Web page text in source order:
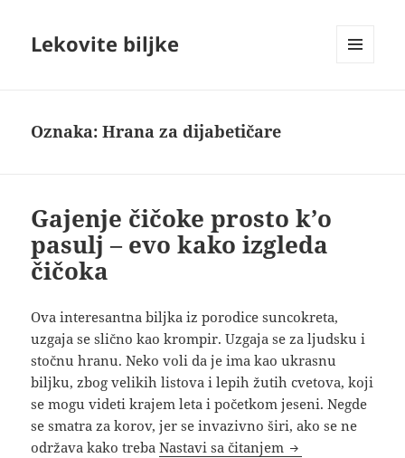
Lekovite biljke
Oznaka:Hrana za dijabetičare
Gajenje čičoke prosto k’o
pasulj – evo kako izgleda
čičoka
Ova interesantna biljka iz porodice suncokreta,
uzgaja se slično kao krompir. Uzgaja se za ljudsku i
stočnu hranu. Neko voli da je ima kao ukrasnu
biljku, zbog velikih listova i lepih žutih cvetova, koji
se mogu videti krajem leta i početkom jeseni. Negde
se smatra za korov, jer se invazivno širi, ako se ne
održava kako trebaNastavi sa čitanjem Gajenje čičoke